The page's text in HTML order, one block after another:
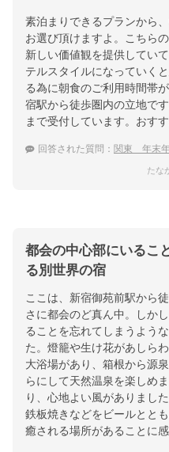
「新宿三丁目駅」C7出入口よ
出入口から徒歩約7分、「新
楽天
ホテル詳
素泊まりできるプランから
お選び頂けますよ。こちら
新しい価値観を提供してい
テルスタイルになっていく
る為に朝食のご利用時間帯
宿駅から徒歩圏内の立地で
まで受付しています。おすす
回答された質問： 関東 年末年始
たな
都会の中心部にいるこ
る別世界の宿
ここは、新宿御苑前駅から
さに都会のど真ん中。しか
ることを忘れてしまうよう
た。燈籠や生け花があしら
大浴場があり、箱根から源
らにして天然温泉を楽しめ
り、心地よい風がありまし
鉄板焼きなどをビールとと
癒される場所があることに感